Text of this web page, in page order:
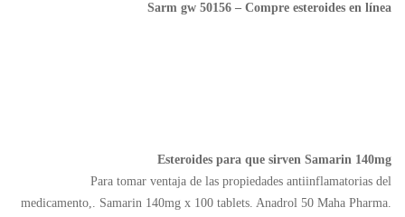
Sarm gw 50156 – Compre esteroides en línea
Esteroides para que sirven Samarin 140mg
Para tomar ventaja de las propiedades antiinflamatorias del
medicamento,. Samarin 140mg x 100 tablets. Anadrol 50 Maha Pharma.